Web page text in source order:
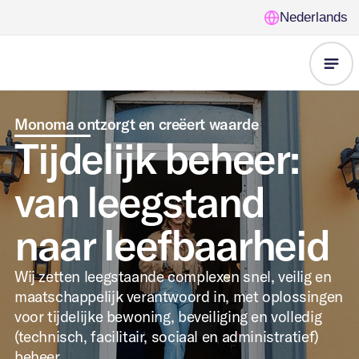
Nederlands
Onze
oplossingen
Leegstandbeheer
Opvanglocaties
Beveiliging
Voor wie
Gemeente &
overheden
Nieuws
FAQ
Monoma ontzorgt en creëert waarde
Tijdelijk beheer:
van leegstand
naar leefbaarheid
Wij zetten leegstaande complexen snel, veilig en
maatschappelijk verantwoord in, met oplossingen
voor tijdelijke bewoning, beveiliging en volledig
(technisch, facilitair, sociaal en administratief)